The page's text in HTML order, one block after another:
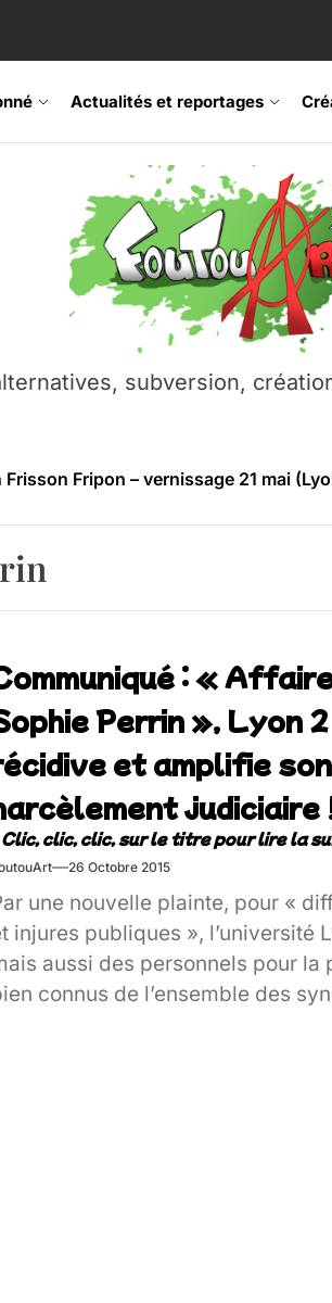
Actualités et reportages
subversion,
Fripon – vernissage 21 mai
Festival – Samedi 18 juillet
Ŝtono, un livre réalisé par Michaël
contre l’A412 à l’Établi
Fripon – vernissage 21 mai
Festival – Samedi 18 juillet
: «
Perrin », Lyon 2
et amplifie son
judiciaire
26 Octobre 2015
une nouvelle plainte, pour «
injures publiques », l’université
aussi des personnels pour la
connus de l’ensemble des